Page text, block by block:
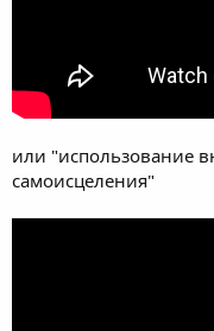
или "использование
самоисцеления"